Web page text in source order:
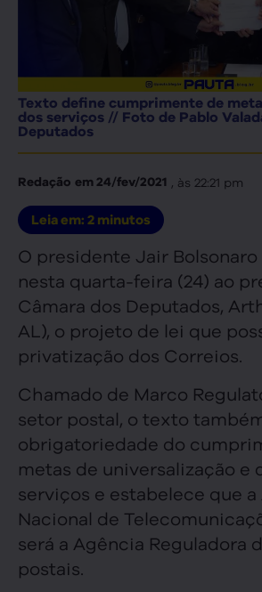
Texto define cumprimente de
dos serviços // Foto de Pablo
Deputados
Redação em24/fev/2021 , às 22:21 pm
Leia em: 2 minutos
O presidente Jair
nesta quarta-feira (24) ao
Câmara dos Deputados,
AL), o projeto de lei que
privatização dos Correios.
Chamado de Marco
setor postal, o texto
obrigatoriedade do
metas de universalização e
serviços e estabelece que
Nacional de
será a Agência Reguladora
postais.